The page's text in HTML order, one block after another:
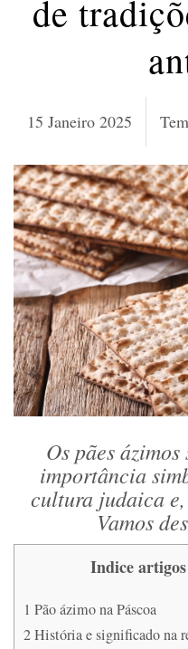
de
15 Janeiro 2025
Os pães
importância
cultura judaica
Vamos
Indice artigos
1 Pão ázimo na Páscoa
2História e significado na